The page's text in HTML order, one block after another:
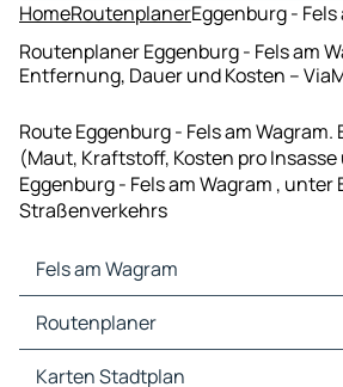
HomeRoutenplanerEggenburg - Fels
Routenplaner Eggenburg - Fels am
Entfernung, Dauer und Kosten –
Route Eggenburg - Fels am
(Maut, Kraftstoff, Kosten pro Insasse
Eggenburg - Fels am Wagram ,
Straßenverkehrs
Fels am Wagram
Fels am Wagram Karten Stadtplan
Fels am Wagram Verkehr
Fels am Wagram Hotels
Routenplaner
Routenplaner Fels am Wagram -
Karten Stadtplan